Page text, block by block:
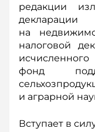
редакции
на
налоговой
фонд
и аграрной
Вступает в